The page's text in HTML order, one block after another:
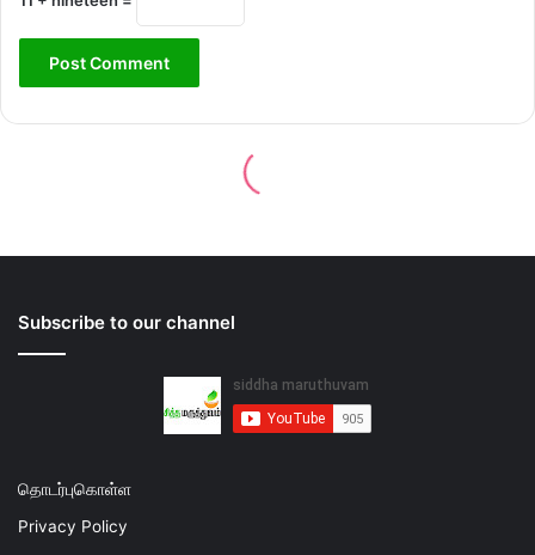
Subscribe to our channel
தொடர்புகொள்ள
Privacy Policy